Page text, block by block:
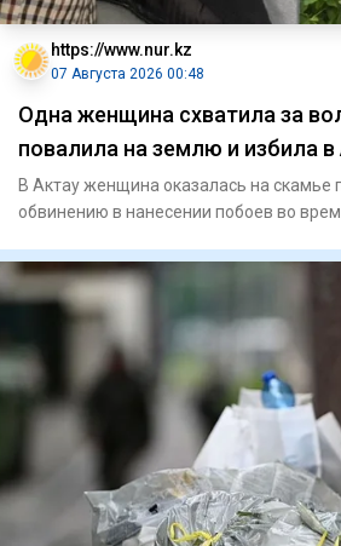
https://www.nur.kz
07 Августа 2026 00:48
Одна женщина схватила за
повалила на землю и избила в
В Актау женщина оказалась на скамье
обвинению в нанесении побоев во